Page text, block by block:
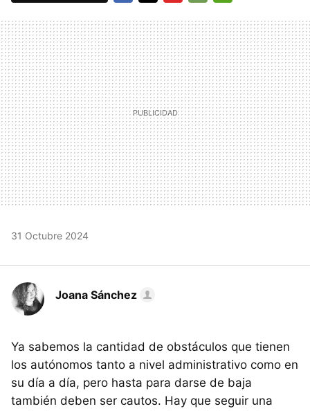
MAIL
31 Octubre 2024
Joana Sánchez
Ya sabemos la cantidad de obstáculos que tienen
los autónomos tanto a nivel administrativo como en
su día a día, pero hasta para darse de baja
también deben ser cautos. Hay que seguir una